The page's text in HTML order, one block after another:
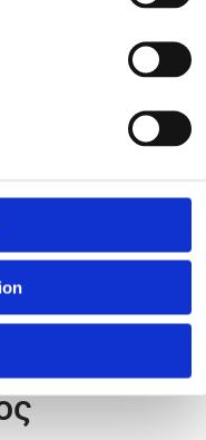
νερό με 1